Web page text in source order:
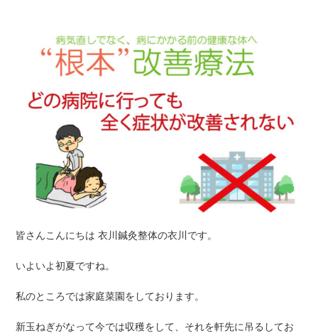
皆さんこんにちは 衣川鍼灸整体の衣川です。
いよいよ初夏ですね。
私のところでは家庭菜園をしております。
新玉ねぎがなって今では収穫をして、それを軒先に吊るしてお